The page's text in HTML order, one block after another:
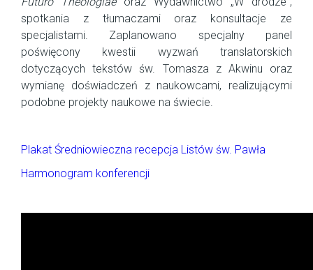
spotkania z tłumaczami oraz konsultacje ze
specjalistami. Zaplanowano specjalny panel
poświęcony kwestii wyzwań translatorskich
dotyczących tekstów św. Tomasza z Akwinu oraz
wymianę doświadczeń z naukowcami, realizującymi
podobne projekty naukowe na świecie.
Plakat Średniowieczna recepcja Listów św. Pawła
Harmonogram konferencji